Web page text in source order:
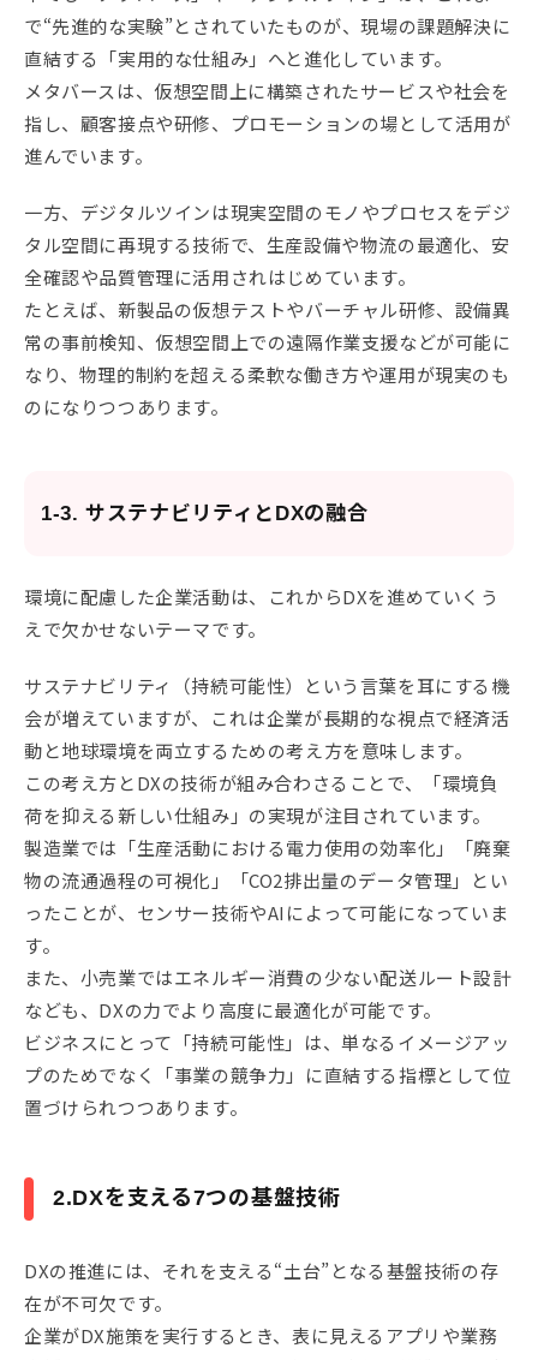
で“先進的な実験”とされていたものが、現場の課題解決に
直結する「実用的な仕組み」へと進化しています。
メタバースは、仮想空間上に構築されたサービスや社会を
指し、顧客接点や研修、プロモーションの場として活用が
進んでいます。
一方、デジタルツインは現実空間のモノやプロセスをデジ
タル空間に再現する技術で、生産設備や物流の最適化、安
全確認や品質管理に活用されはじめています。
たとえば、新製品の仮想テストやバーチャル研修、設備異
常の事前検知、仮想空間上での遠隔作業支援などが可能に
なり、物理的制約を超える柔軟な働き方や運用が現実のも
のになりつつあります。
1-3. サステナビリティとDXの融合
環境に配慮した企業活動は、これからDXを進めていくう
えで欠かせないテーマです。
サステナビリティ（持続可能性）という言葉を耳にする機
会が増えていますが、これは企業が長期的な視点で経済活
動と地球環境を両立するための考え方を意味します。
この考え方とDXの技術が組み合わさることで、「環境負
荷を抑える新しい仕組み」の実現が注目されています。
製造業では「生産活動における電力使用の効率化」「廃棄
物の流通過程の可視化」「CO2排出量のデータ管理」とい
ったことが、センサー技術やAIによって可能になっていま
す。
また、小売業ではエネルギー消費の少ない配送ルート設計
なども、DXの力でより高度に最適化が可能です。
ビジネスにとって「持続可能性」は、単なるイメージアッ
プのためでなく「事業の競争力」に直結する指標として位
置づけられつつあります。
2.DXを支える7つの基盤技術
DXの推進には、それを支える“土台”となる基盤技術の存
在が不可欠です。
企業がDX施策を実行するとき、表に見えるアプリや業務